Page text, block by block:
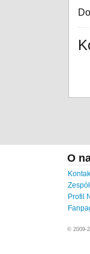
O
Zespół
Profil
© 2009-